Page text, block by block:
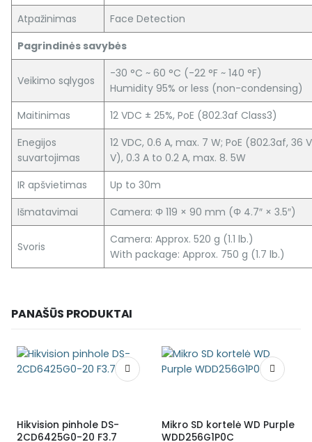
Atpažinimas
Face Detection
Pagrindinės savybės
Veikimo sąlygos
-30 °C ~ 60 °C (-22 °F ~ 140 °F)
Humidity 95% or less (non-condensing)
Maitinimas
12 VDC ± 25%, PoE (802.3af Class3)
Enegijos
suvartojimas
12 VDC, 0.6 A, max. 7 W; PoE (802.3af, 36
V), 0.3 A to 0.2 A, max. 8. 5W
IR apšvietimas
Up to 30m
Išmatavimai
Camera: Φ 119 × 90 mm (Φ 4.7″ × 3.5″)
Svoris
Camera: Approx. 520 g (1.1 lb.)
With package: Approx. 750 g (1.7 lb.)
PANAŠŪS PRODUKTAI
Hikvision pinhole DS-
2CD6425G0-20 F3.7
Mikro SD kortelė WD Purple
WDD256G1P0C